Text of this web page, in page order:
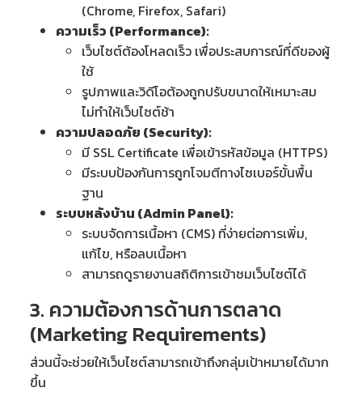
(Chrome, Firefox, Safari)
ความเร็ว (Performance):
เว็บไซต์ต้องโหลดเร็ว เพื่อประสบการณ์ที่ดีของผู้
ใช้
รูปภาพและวิดีโอต้องถูกปรับขนาดให้เหมาะสม
ไม่ทำให้เว็บไซต์ช้า
ความปลอดภัย (Security):
มี SSL Certificate เพื่อเข้ารหัสข้อมูล (HTTPS)
มีระบบป้องกันการถูกโจมตีทางไซเบอร์ขั้นพื้น
ฐาน
ระบบหลังบ้าน (Admin Panel):
ระบบจัดการเนื้อหา (CMS) ที่ง่ายต่อการเพิ่ม,
แก้ไข, หรือลบเนื้อหา
สามารถดูรายงานสถิติการเข้าชมเว็บไซต์ได้
3. ความต้องการด้านการตลาด
(Marketing Requirements)
ส่วนนี้จะช่วยให้เว็บไซต์สามารถเข้าถึงกลุ่มเป้าหมายได้มาก
ขึ้น